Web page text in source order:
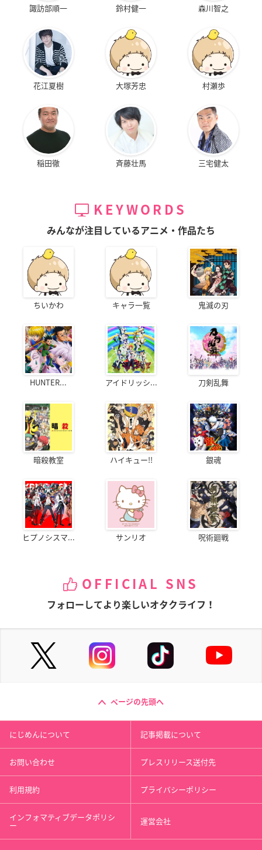
諏訪部順一 鈴村健一 森川智之
花江夏樹 大塚芳忠 村瀬歩
稲田徹 斉藤壮馬 三宅健太
KEYWORDS
みんなが注目しているアニメ・作品たち
ちいかわ キャラ一覧 鬼滅の刃
HUNTER... アイドリッシ... 刀剣乱舞
暗殺教室 ハイキュー!! 銀魂
ヒプノシスマ... サンリオ 呪術廻戦
OFFICIAL SNS
フォローしてより楽しいオタクライフ！
ページの先頭へ
にじめんについて 記事掲載について
お問い合わせ プレスリリース送付先
利用規約 プライバシーポリシー
インフォマティブデータポリシ
ー 運営会社